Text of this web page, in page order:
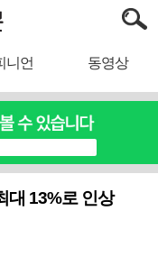
니언 동영상
대 13%로 인상